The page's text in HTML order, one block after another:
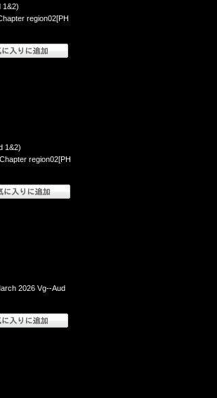
1&2)
region02[PH
1&2)
region02[PH
2026 Vg--Aud